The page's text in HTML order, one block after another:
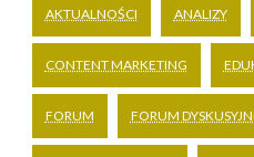
AKTUALNOŚCI ANALIZY
CONTENT MARKETING
FORUM FORUM